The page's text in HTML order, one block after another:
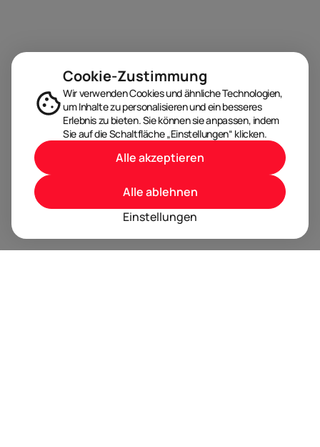
Cookie-Zustimmung
Wir verwenden Cookies und ähnliche Technologien,
um Inhalte zu personalisieren und ein besseres
Erlebnis zu bieten. Sie können sie anpassen, indem
Sie auf die Schaltfläche „Einstellungen“ klicken.
Einstellungen
Alle ablehnen
Alle akzeptieren